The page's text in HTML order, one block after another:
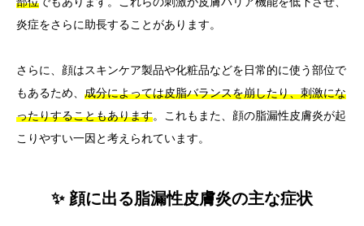
炎症をさらに助長することがあります。
さらに、顔はスキンケア製品や化粧品などを日常的に使う部位で
もあるため、 成分によっては皮脂バランスを崩したり、刺激にな
ったりすることもあります。これもまた、顔の脂漏性皮膚炎が起
こりやすい一因と考えられています。
✨ 顔に出る脂漏性皮膚炎の主な症状